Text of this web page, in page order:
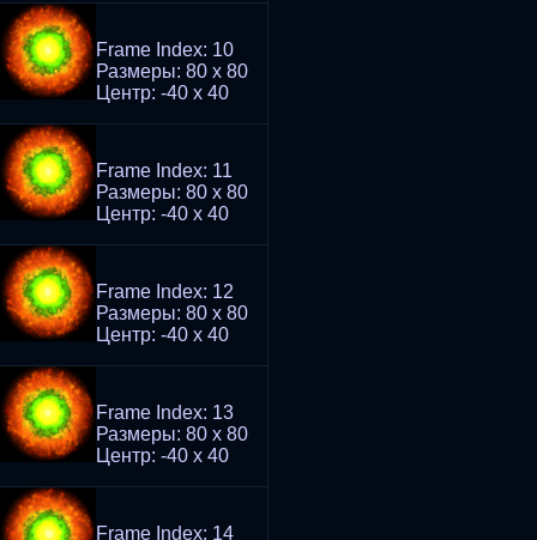
Frame Index: 10
Размеры: 80 x 80
Центр: -40 x 40
Frame Index: 11
Размеры: 80 x 80
Центр: -40 x 40
Frame Index: 12
Размеры: 80 x 80
Центр: -40 x 40
Frame Index: 13
Размеры: 80 x 80
Центр: -40 x 40
Frame Index: 14